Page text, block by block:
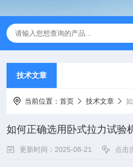
技术文章
当前位置：首页 技术文章
如何正确选用卧式拉力试验
更新时间：2025-08-21 点击